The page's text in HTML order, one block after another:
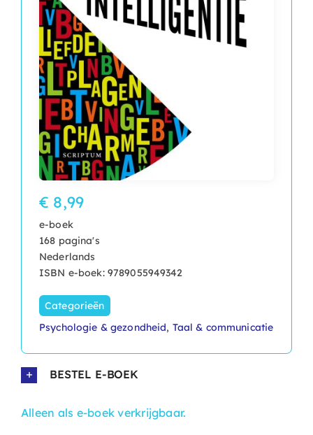
€ 8,99
e-boek
168 pagina's
Nederlands
ISBN e-boek: 9789055949342
Categorieën
Psychologie & gezondheid, Taal & communicatie
BESTEL E-BOEK
Alleen als e-boek verkrijgbaar.